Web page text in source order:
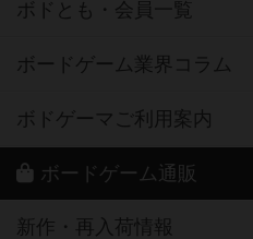
ボドとも・会員一覧
ボードゲーム業界コラム
ボドゲーマご利用案内
ボードゲーム通販
新作・再入荷情報